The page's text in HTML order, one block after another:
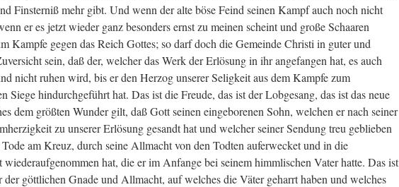
Finsterniß mehr gibt. Und wenn der alte böse Feind seinen Kampf auch noch nicht
er es jetzt wieder ganz besonders ernst zu meinen scheint und große Schaaren
Kampfe gegen das Reich Gottes; so darf doch die Gemeinde Christi in guter und
sein, daß der, welcher das Werk der Erlösung in ihr angefangen hat, es auch
nicht ruhen wird, bis er den Herzog unserer Seligkeit aus dem Kampfe zum
Siege hindurchgeführt hat. Das ist die Freude, das ist der Lobgesang, das ist das neue
dem größten Wunder gilt, daß Gott seinen eingeborenen Sohn, welchen er nach seiner
zu unserer Erlösung gesandt hat und welcher seiner Sendung treu geblieben
am Kreuz, durch seine Allmacht von den Todten auferwecket und in die
hat, die er im Anfange bei seinem himmlischen Vater hatte. Das ist
der göttlichen Gnade und Allmacht, auf welches die Väter geharrt haben und welches